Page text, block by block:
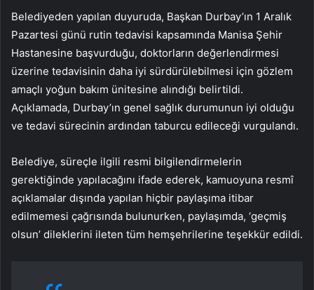
Belediyeden yapılan duyuruda, Başkan Durbay’ın 1 Aralık
Pazartesi günü rutin tedavisi kapsamında Manisa Şehir
Hastanesine başvurduğu, doktorların değerlendirmesi
üzerine tedavisinin daha iyi sürdürülebilmesi için gözlem
amaçlı yoğun bakım ünitesine alındığı belirtildi.
Açıklamada, Durbay’ın genel sağlık durumunun iyi olduğu
ve tedavi sürecinin ardından taburcu edileceği vurgulandı.
Belediye, süreçle ilgili resmi bilgilendirmelerin
gerektiğinde yapılacağını ifade ederek, kamuoyuna resmî
açıklamalar dışında yapılan hiçbir paylaşıma itibar
edilmemesi çağrısında bulunurken, paylaşımda, ‘geçmiş
olsun’ dileklerini ileten tüm hemşehrilerine teşekkür edildi.